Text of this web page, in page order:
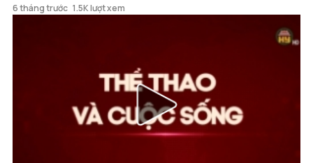
6 tháng trước 1.5K lượt xem